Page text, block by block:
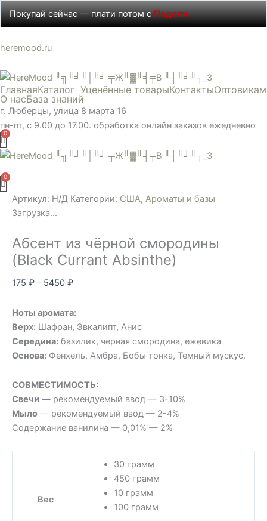
Покупай сейчас — плати потом сПодели
Перейти
к
heremood.ru
ГлавнаяКаталог Уценённые товарыКонтактыОптовикам
О насБаза знаний
г. Люберцы, улица 8 марта 16
пн-пт, с 9.00 до 17.00. обработка онлайн заказов ежедневно
Меню
Артикул: Н/Д Категории: США, Ароматы и базы
Загрузка...
Абсент из чёрной смородины
(Black Currant Absinthe)
175 ₽ – 5450 ₽
175 ₽
–
5450 ₽
Ноты аромата:
Верх: Шафран, Эвкалипт, Анис
Середина: базилик, черная смородина, ежевика
Основа: Фенхель, Амбра, Бобы тонка, Темный мускус.
СОВМЕСТИМОСТЬ:
Свечи — рекомендуемый ввод — 3-10%
Мыло — рекомендуемый ввод — 2-4%
Содержание ванилина — 0,01% — 2%
Вес
30 грамм
450 грамм
10 грамм
100 грамм
Количество
Абсент
из
чёрной
смородины
(Black
Absinthe)
100 ₽
–
имеет
несколько
Опции
можно
110 ₽
–
имеет
несколько
Опции
можно
175 ₽
–
имеет
несколько
Опции
можно
110 ₽
–
имеет
несколько
Опции
можно